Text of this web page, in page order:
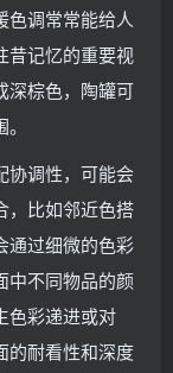
色调常常能给人
昔记忆的重要视
深棕色，陶罐可
协调性，可能会
，比如邻近色搭
通过细微的色彩
中不同物品的颜
色彩递进或对
的耐看性和深度